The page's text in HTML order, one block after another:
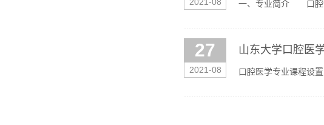
一、专业简介 口腔健
27
2021-08
山东大学口腔医
口腔医学专业课程设